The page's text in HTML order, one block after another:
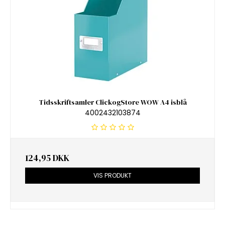
Tidsskriftsamler ClickogStore WOW A4 isblå
4002432103874
124,95 DKK
VIS PRODUKT